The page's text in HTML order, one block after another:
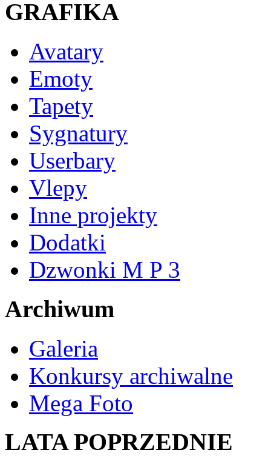
GRAFIKA
Avatary
Emoty
Tapety
Sygnatury
Userbary
Vlepy
Inne projekty
Dodatki
Dzwonki M P 3
Archiwum
Galeria
Konkursy archiwalne
Mega Foto
LATA POPRZEDNIE